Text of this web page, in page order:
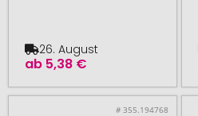
ab 5,38 €
26. August
# 355.194768